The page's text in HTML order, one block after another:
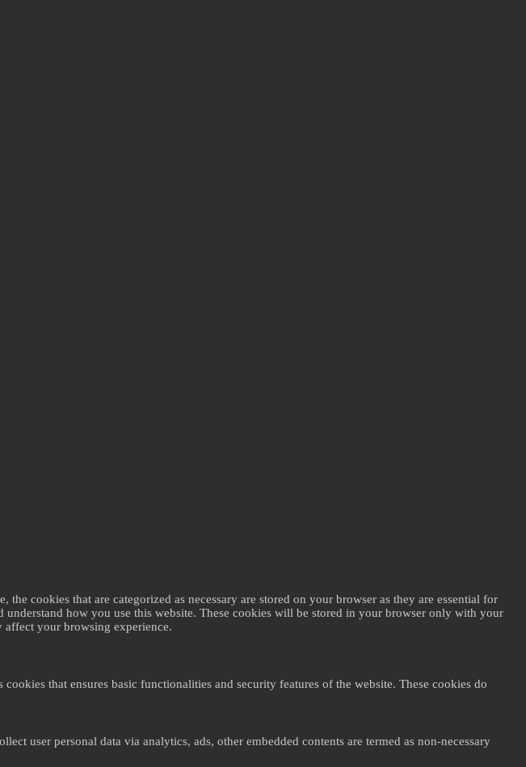
cookies that are categorized as necessary are stored on your browser as they are essential for
how you use this website. These cookies will be stored in your browser only with your
affect your browsing experience.
that ensures basic functionalities and security features of the website. These cookies do
user personal data via analytics, ads, other embedded contents are termed as non-necessary